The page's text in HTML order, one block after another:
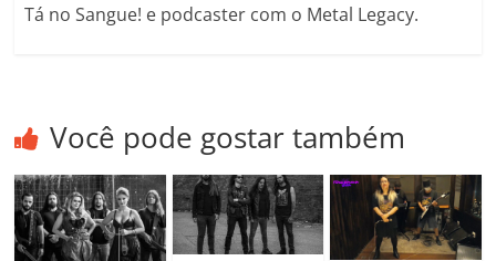
Tá no Sangue! e podcaster com o Metal Legacy.
Você pode gostar também